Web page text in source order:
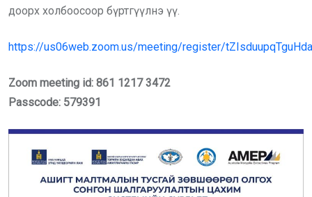
доорх холбоосоор бүртгүүлнэ үү.
https://us06web.zoom.us/meeting/register/
Zoom meeting id: 861 1217 3472
Passcode: 579391